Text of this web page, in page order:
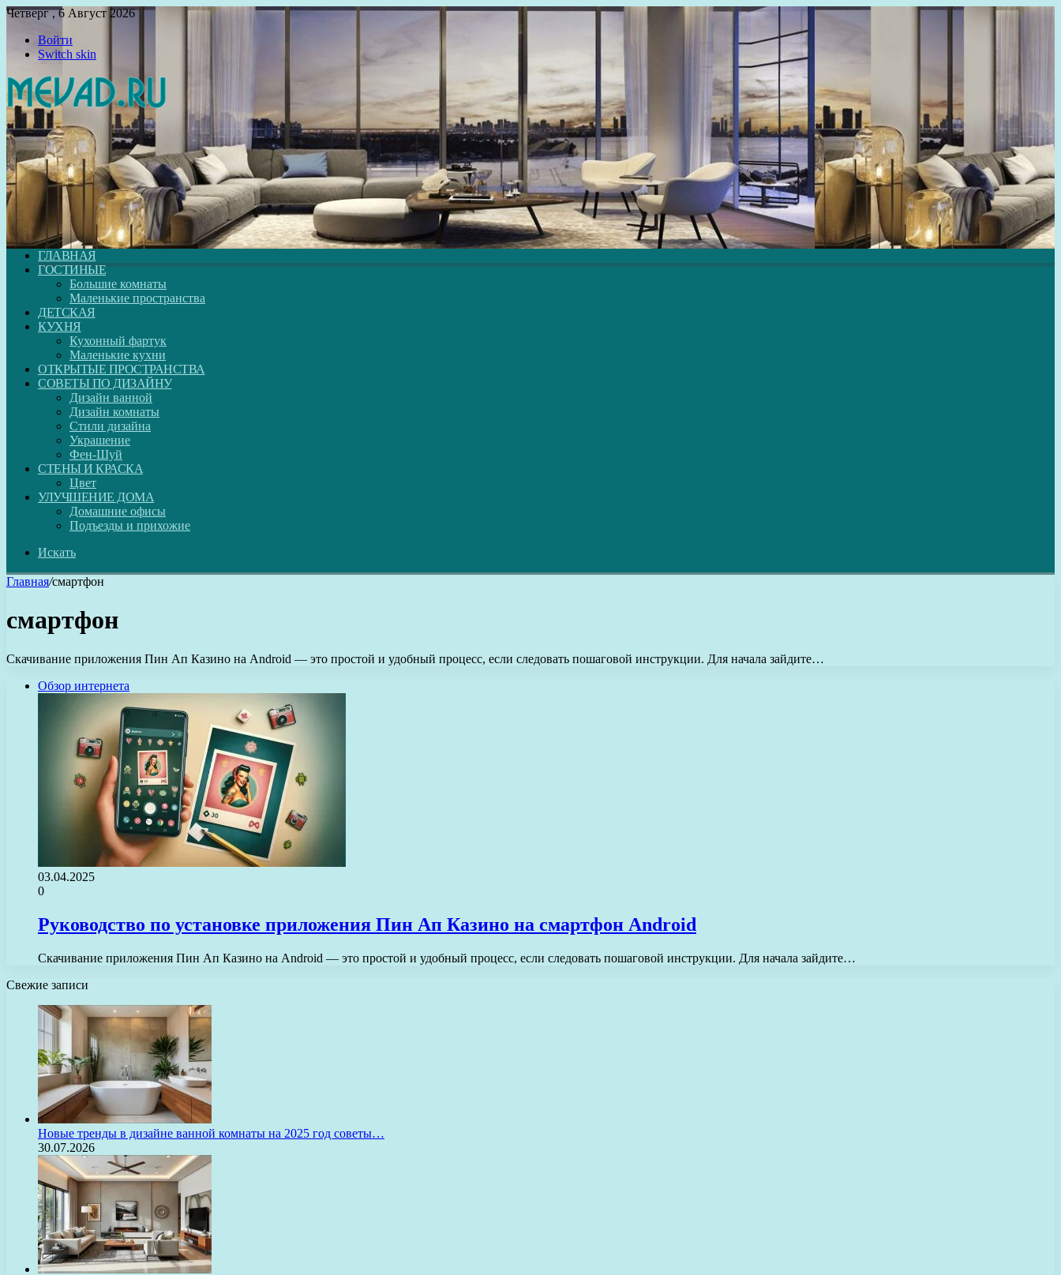
Четверг , 6 Август 2026
Войти
Switch skin
ГЛАВНАЯ
ГОСТИНЫЕ
Большие комнаты
Маленькие пространства
ДЕТСКАЯ
КУХНЯ
Кухонный фартук
Маленькие кухни
ОТКРЫТЫЕ ПРОСТРАНСТВА
СОВЕТЫ ПО ДИЗАЙНУ
Дизайн ванной
Дизайн комнаты
Стили дизайна
Украшение
Фен-Шуй
СТЕНЫ И КРАСКА
Цвет
УЛУЧШЕНИЕ ДОМА
Домашние офисы
Подъезды и прихожие
Искать
Главная/смартфон
смартфон
Скачивание приложения Пин Ап Казино на Android — это простой и удобный процесс, если следовать пошаговой инструкции. Для начала зайдите…
Обзор интернета
03.04.2025
0
Руководство по установке приложения Пин Ап Казино на смартфон Android
Скачивание приложения Пин Ап Казино на Android — это простой и удобный процесс, если следовать пошаговой инструкции. Для начала зайдите…
Свежие записи
Новые тренды в дизайне ванной комнаты на 2025 год советы…
30.07.2026